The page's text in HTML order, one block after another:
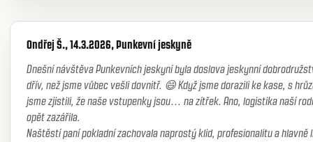
Ondřej Š., 14.3.2026, Punkevní jeskyně
Dnešní návštěva Punkevních jeskyní byla doslova jeskynní
dřív, než jsme vůbec vešli dovnitř. 😄 Když jsme dorazili ke kase, s
jsme zjistili, že naše vstupenky jsou… na zítřek. Ano, logistika naší
opět zazářila.
Naštěstí paní pokladní zachovala naprostý klid, profesionalitu a hlavně